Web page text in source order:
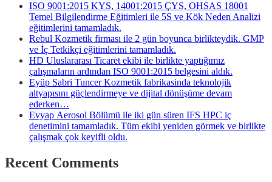
ISO 9001:2015 KYS, 14001:2015 ÇYS, OHSAS 18001
Temel Bilgilendirme Eğitimleri ile 5S ve Kök Neden Analizi
eğitimlerini tamamladık.
Rebul Kozmetik firması ile 2 gün boyunca birlikteydik. GMP
ve İç Tetkikçi eğitimlerini tamamladık.
HD Uluslararası Ticaret ekibi ile birlikte yaptığımız
çalışmaların ardından ISO 9001:2015 belgesini aldık.
Eyüp Sabri Tuncer Kozmetik fabrikasinda teknolojik
altyapısını güçlendirmeye ve dijital dönüşüme devam
ederken…
Evyap Aerosol Bölümü ile iki gün süren IFS HPC iç
denetimini tamamladık. Tüm ekibi yeniden görmek ve birlikte
çalışmak çok keyifli oldu.
Recent Comments